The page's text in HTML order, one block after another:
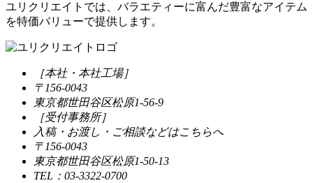
ユリクリエイトでは、バラエティーに富んだ豊富なアイテム
を特価バリューで提供します。
［本社・本社工場］
〒156-0043
東京都世田谷区松原1-56-9
［受付事務所］
入稿・お渡し・ご相談などはこちらへ
〒156-0043
東京都世田谷区松原1-50-13
TEL：03-3322-0700